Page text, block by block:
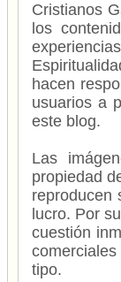
Cristianos
los
hacen
usuarios a
este blog.
Las
propiedad
reproducen
lucro. Por
cuestión
tipo.